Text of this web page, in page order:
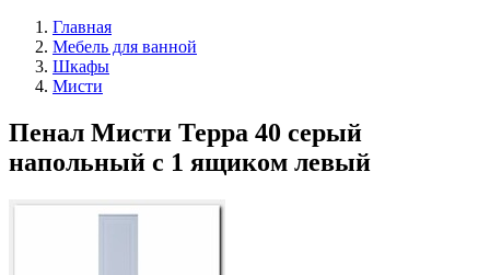
Главная
Мебель для ванной
Шкафы
Мисти
Пенал Мисти Терра 40 серый
напольный с 1 ящиком левый